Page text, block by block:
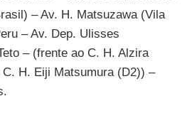
– Av. H. Matsuzawa (Vila
– Av. Dep. Ulisses
– (frente ao C. H. Alzira
H. Eiji Matsumura (D2)) –